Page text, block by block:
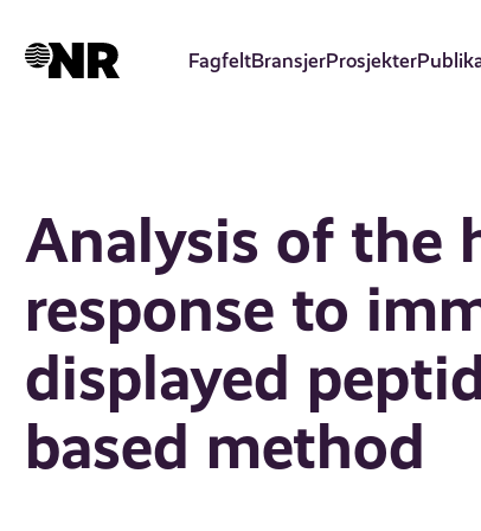
hovedinnhold
FagfeltBransjerProsjekter
Analysis of the
response to
displayed
based method